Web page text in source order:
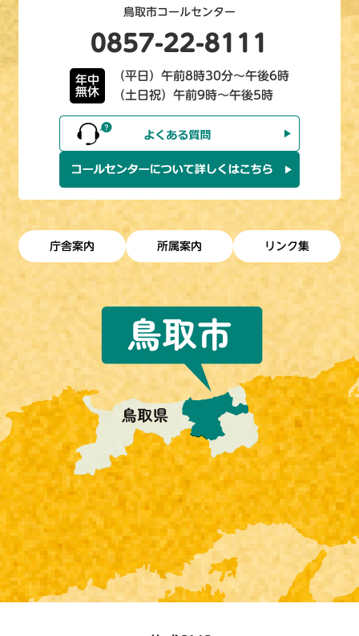
鳥取市コールセンター
0857-22-8111
年中
無休
（平日）午前8時30分～午後6時
（土日祝）午前9時～午後5時
庁舎案内 所属案内 リンク集